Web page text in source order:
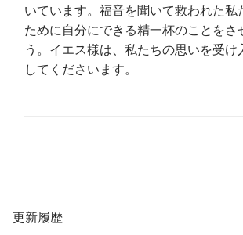
いています。福音を聞いて救われた私
ために自分にできる精一杯のことをさ
う。イエス様は、私たちの思いを受
してくださいます。
更新履歴